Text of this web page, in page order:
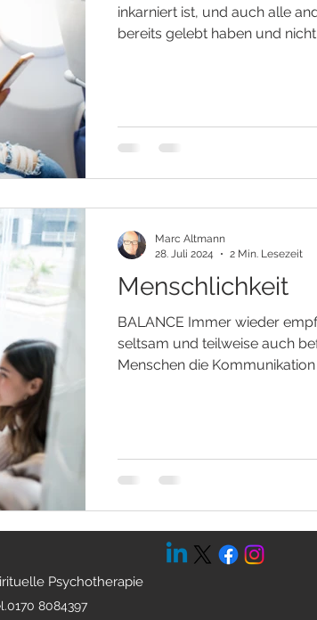
inkarniert ist, und auch alle
bereits gelebt haben und
Menschlichkeit
BALANCE Immer wieder
seltsam und teilweise auch
Menschen die Kommunikation
Marc Altmann
28. Juli 2024
2 Min. Lesezeit
Psychotherapie
8084397